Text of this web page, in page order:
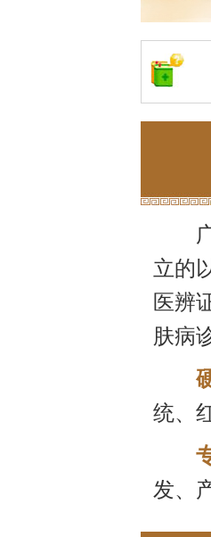
立的
医辨
肤病
统、
发、